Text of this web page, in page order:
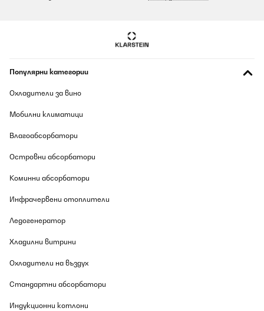
Популярни категории
Охладители за вино
Мобилни климатици
Влагоабсорбатори
Островни абсорбатори
Коминни абсорбатори
Инфрачервени отоплители
Ледогенератор
Хладилни витрини
Охладители на въздух
Стандартни абсорбатори
Индукционни котлони